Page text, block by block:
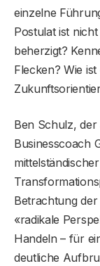
einzelne
Postulat ist
beherzigt?
Flecken? Wie
Ben Schulz,
Businesscoach
Betrachtung
«radikale
Handeln – für
deutliche